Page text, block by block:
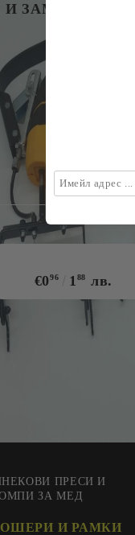
ЗАМЯНА
€096 188 лв.
ПРЕСИ И
ЗА МЕД
И РАМКИ